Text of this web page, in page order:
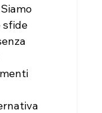
sfide